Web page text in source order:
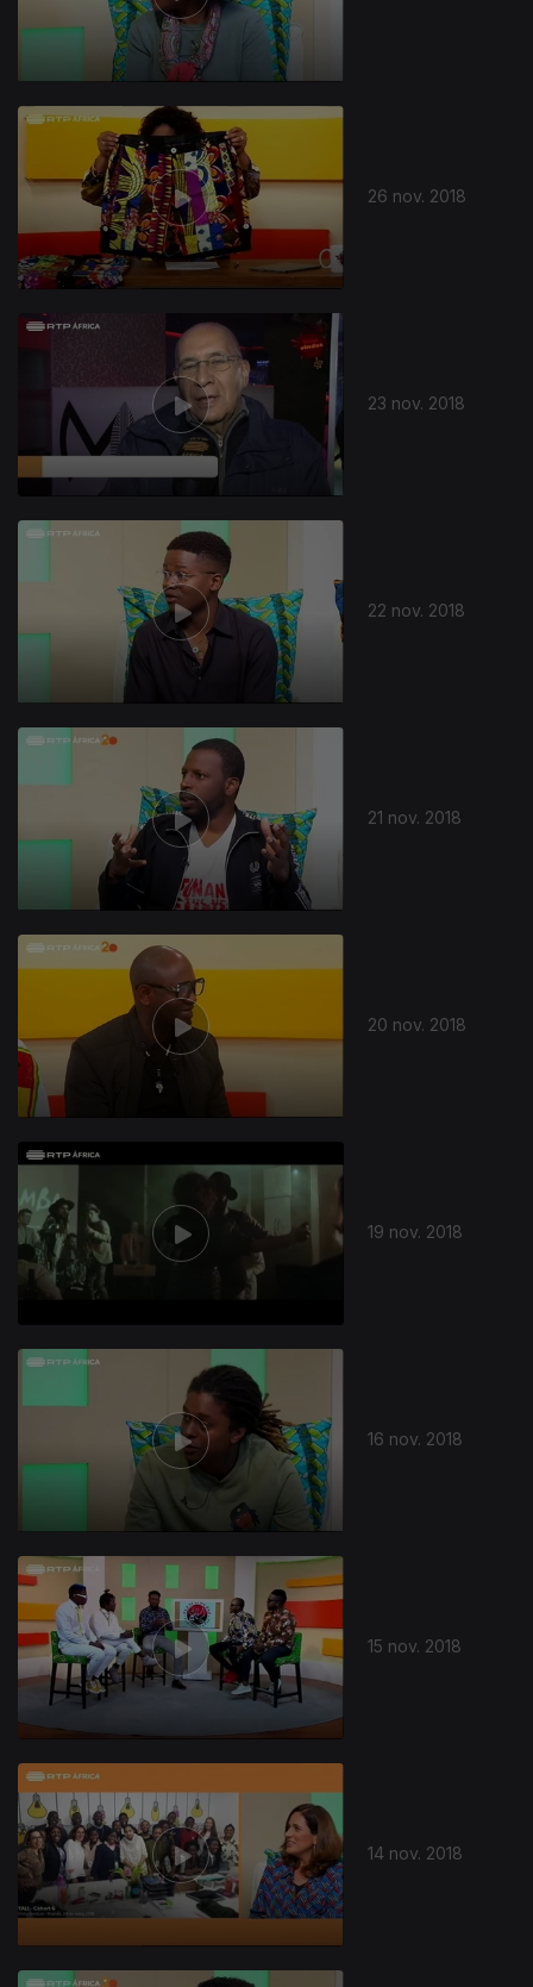
26 nov. 2018
23 nov. 2018
22 nov. 2018
21 nov. 2018
20 nov. 2018
19 nov. 2018
16 nov. 2018
15 nov. 2018
14 nov. 2018
374079